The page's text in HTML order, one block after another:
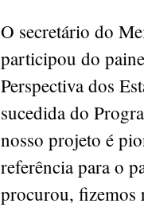
O secretário do
participou do
Perspectiva dos
sucedida do
nosso projeto é
referência para o
procurou, fizemos